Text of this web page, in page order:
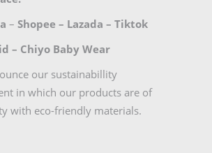
– Shopee – Lazada – Tiktok
– Chiyo Baby Wear
our sustainabillity
in which our products are of
with eco-friendly materials.